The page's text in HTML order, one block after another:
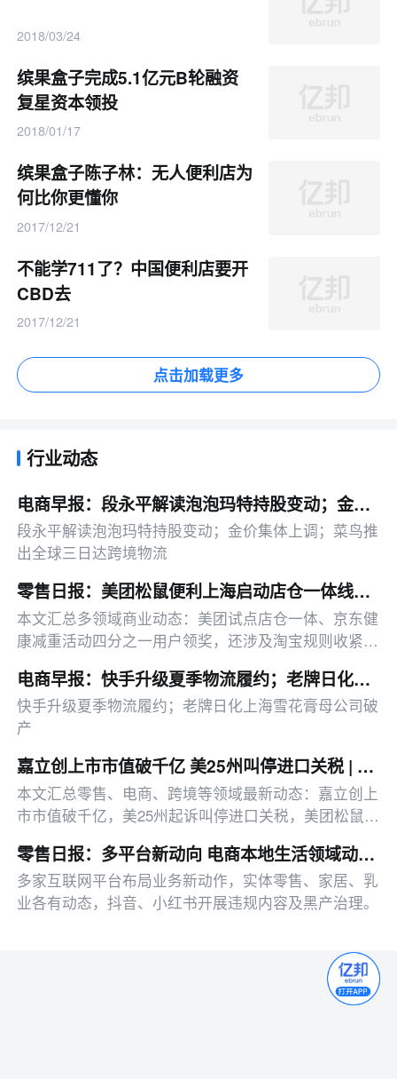
2018/03/24
缤果盒子完成5.1亿元B轮融资
复星资本领投
2018/01/17
缤果盒子陈子林：无人便利店为
何比你更懂你
2017/12/21
不能学711了？中国便利店要开
CBD去
2017/12/21
点击加载更多
行业动态
电商早报：段永平解读泡泡玛特持股变动；金价集体上调；菜鸟推出全球三日达跨境物流
段永平解读泡泡玛特持股变动；金价集体上调；菜鸟推
出全球三日达跨境物流
零售日报：美团松鼠便利上海启动店仓一体线下试点
本文汇总多领域商业动态：美团试点店仓一体、京东健
康减重活动四分之一用户领奖，还涉及淘宝规则收紧、
电商早报：快手升级夏季物流履约；老牌日化上海雪花膏母公司破产
快手升级夏季物流履约；老牌日化上海雪花膏母公司破
产
嘉立创上市市值破千亿 美25州叫停进口关税 | 邦小白日报
本文汇总零售、电商、跨境等领域最新动态：嘉立创上
市市值破千亿，美25州起诉叫停进口关税，美团松鼠便
零售日报：多平台新动向 电商本地生活领域动作集中释放
多家互联网平台布局业务新动作，实体零售、家居、乳
业各有动态，抖音、小红书开展违规内容及黑产治理。